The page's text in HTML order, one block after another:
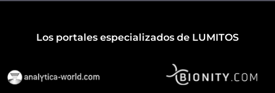
Los portales especializados de LUMITOS